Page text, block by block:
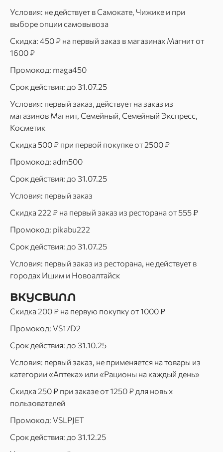
Условия: не действует в Самокате, Чижике и при
выборе опции самовывоза
Скидка: 450 ₽ на первый заказ в магазинах Магнит от
1600 ₽
Промокод: maga450
Срок действия: до 31.07.25
Условия: первый заказ, действует на заказ из
магазинов Магнит, Семейный, Семейный Экспресс,
Косметик
Скидка 500 ₽ при первой покупке от 2500 ₽
Промокод: adm500
Срок действия: до 31.07.25
Условия: первый заказ
Скидка 222 ₽ на первый заказ из ресторана от 555 ₽
Промокод: pikabu222
Срок действия: до 31.07.25
Условия: первый заказ из ресторана, не действует в
городах Ишим и Новоалтайск
ВКУСВИЛЛ
Скидка 200 ₽ на первую покупку от 1000 ₽
Промокод: VS17D2
Срок действия: до 31.10.25
Условия: первый заказ, не применяется на товары из
категории «Аптека» или «Рационы на каждый день»
Скидка 250 ₽ при заказе от 1250 ₽ для новых
пользователей
Промокод: VSLPJET
Срок действия: до 31.12.25